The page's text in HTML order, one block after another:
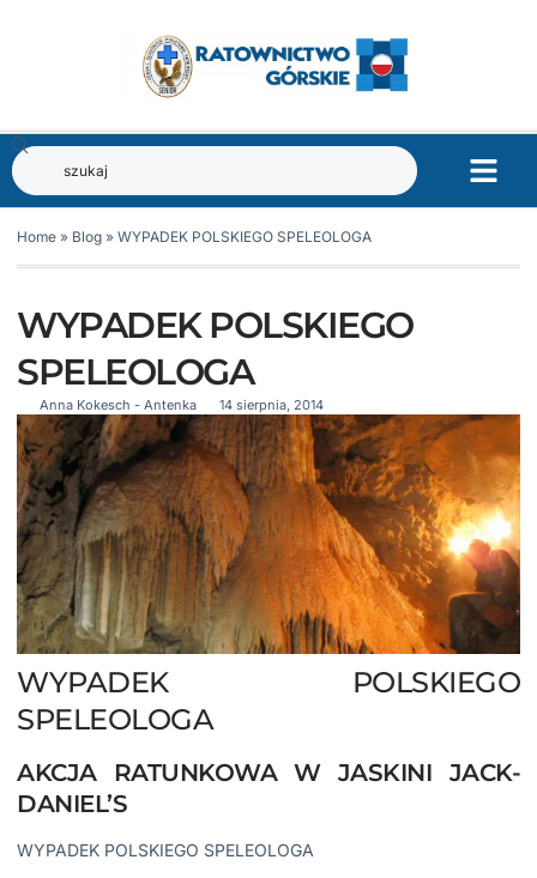
Home » Blog » WYPADEK POLSKIEGO SPELEOLOGA
WYPADEK POLSKIEGO
SPELEOLOGA
Anna Kokesch - Antenka 14 sierpnia, 2014
WYPADEK POLSKIEGO
SPELEOLOGA
AKCJA RATUNKOWA W JASKINI JACK-
DANIEL’S
WYPADEK POLSKIEGO SPELEOLOGA